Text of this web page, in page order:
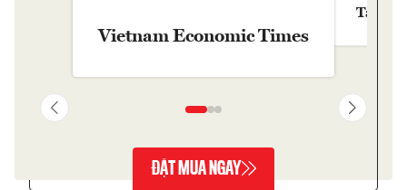
Vietnam Economic Times
Tạp
ĐẶT MUA NGAY